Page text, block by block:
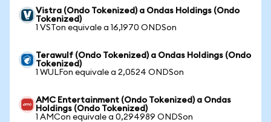
Vistra (Ondo Tokenized) a Ondas Holdings (Ondo
Tokenized)
1 VSTon equivale a 16,1970 ONDSon
Terawulf (Ondo Tokenized) a Ondas Holdings (Ondo
Tokenized)
1 WULFon equivale a 2,0524 ONDSon
AMC Entertainment (Ondo Tokenized) a Ondas
Holdings (Ondo Tokenized)
1 AMCon equivale a 0,294989 ONDSon